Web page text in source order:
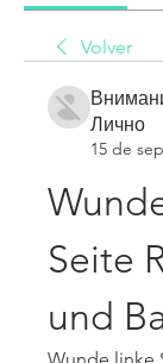
Volver
Лично
15 de
Seite
und